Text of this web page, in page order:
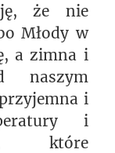
że nie
Młody w
a zimna i
naszym
i
i
które